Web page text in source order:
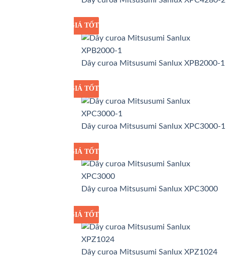
GIÁ SỈ
GIÁ TỐT
Dây curoa Mitsusumi Sanlux XPB2000-1
GIÁ SỈ
GIÁ TỐT
Dây curoa Mitsusumi Sanlux XPC3000-1
GIÁ SỈ
GIÁ TỐT
Dây curoa Mitsusumi Sanlux XPC3000
GIÁ SỈ
GIÁ TỐT
Dây curoa Mitsusumi Sanlux XPZ1024